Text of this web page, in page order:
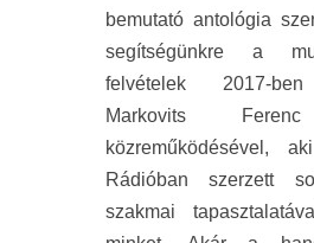
bemutató antológia
segítségünkre a
felvételek 2017-
Markovits
közreműködésével,
Rádióban szerzett
szakmai